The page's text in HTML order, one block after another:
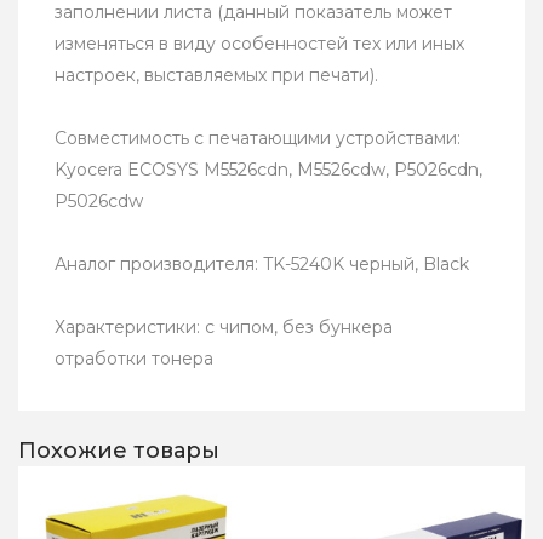
заполнении листа (данный показатель может
изменяться в виду особенностей тех или иных
настроек, выставляемых при печати).
Совместимость с печатающими устройствами:
Kyocera ECOSYS M5526cdn, M5526cdw, P5026cdn,
P5026cdw
Аналог производителя: TK-5240K черный, Black
Характеристики: с чипом, без бункера
отработки тонера
Похожие товары